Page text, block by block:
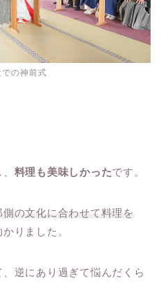
の神前式
料理も美味しかったです。
側の文化に合わせて料理を
りました。
逆にあり過ぎて悩んだくら